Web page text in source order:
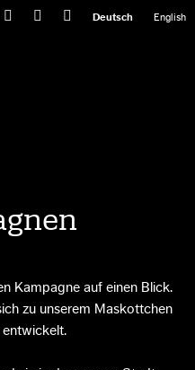
Deutsch English
Kampagne auf einen Blick.
zu unserem Maskottchen
entwickelt.